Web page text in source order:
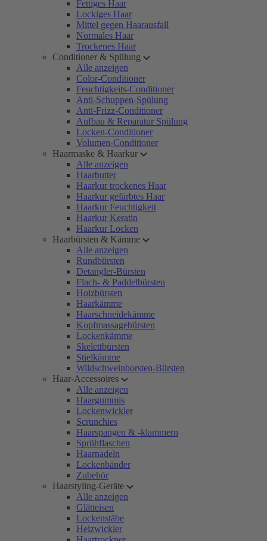
Fettiges Haar
Lockiges Haar
Mittel gegen Haarausfall
Normales Haar
Trockenes Haar
Conditioner & Spülung
Alle anzeigen
Color-Conditioner
Feuchtigkeits-Conditioner
Anti-Schuppen-Spülung
Anti-Frizz-Conditioner
Aufbau & Reparatur Spülung
Locken-Conditioner
Volumen-Conditioner
Haarmaske & Haarkur
Alle anzeigen
Haarbutter
Haarkur trockenes Haar
Haarkur gefärbtes Haar
Haarkur Feuchtigkeit
Haarkur Keratin
Haarkur Locken
Haarbürsten & Kämme
Alle anzeigen
Rundbürsten
Detangler-Bürsten
Flach- & Paddelbürsten
Holzbürsten
Haarkämme
Haarschneidekämme
Kopfmassagebürsten
Lockenkämme
Skelettbürsten
Stielkämme
Wildschweinborsten-Bürsten
Haar-Accessoires
Alle anzeigen
Haargummis
Lockenwickler
Scrunchies
Haarspangen & -klammern
Sprühflaschen
Haarnadeln
Lockenbänder
Zubehör
Haarstyling-Geräte
Alle anzeigen
Glätteisen
Lockenstäbe
Heizwickler